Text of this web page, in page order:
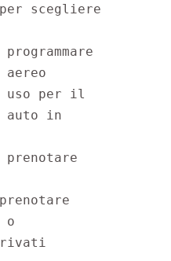
scegliere
uso per il
auto in
o